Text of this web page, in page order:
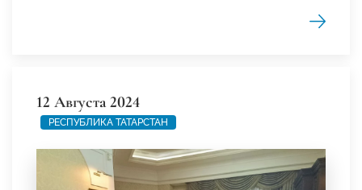
12 Августа 2024
РЕСПУБЛИКА ТАТАРСТАН